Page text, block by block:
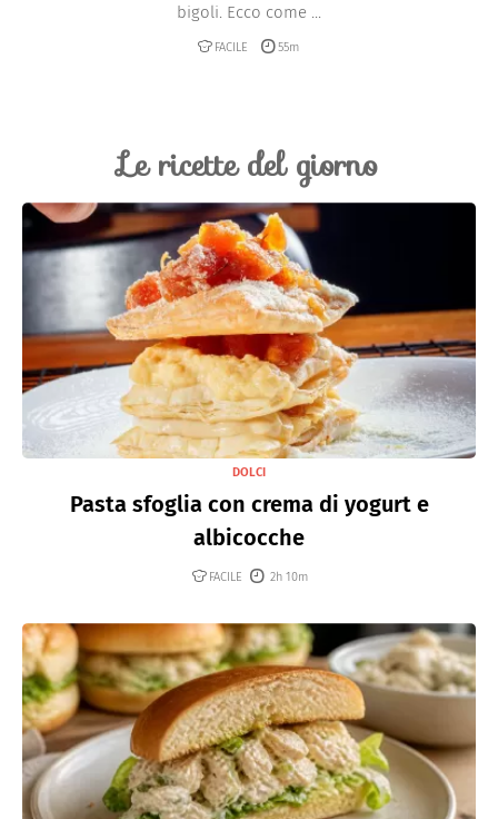
bigoli. Ecco come ...
FACILE 55m
Le ricette del giorno
DOLCI
Pasta sfoglia con crema di yogurt e
albicocche
FACILE 2h 10m